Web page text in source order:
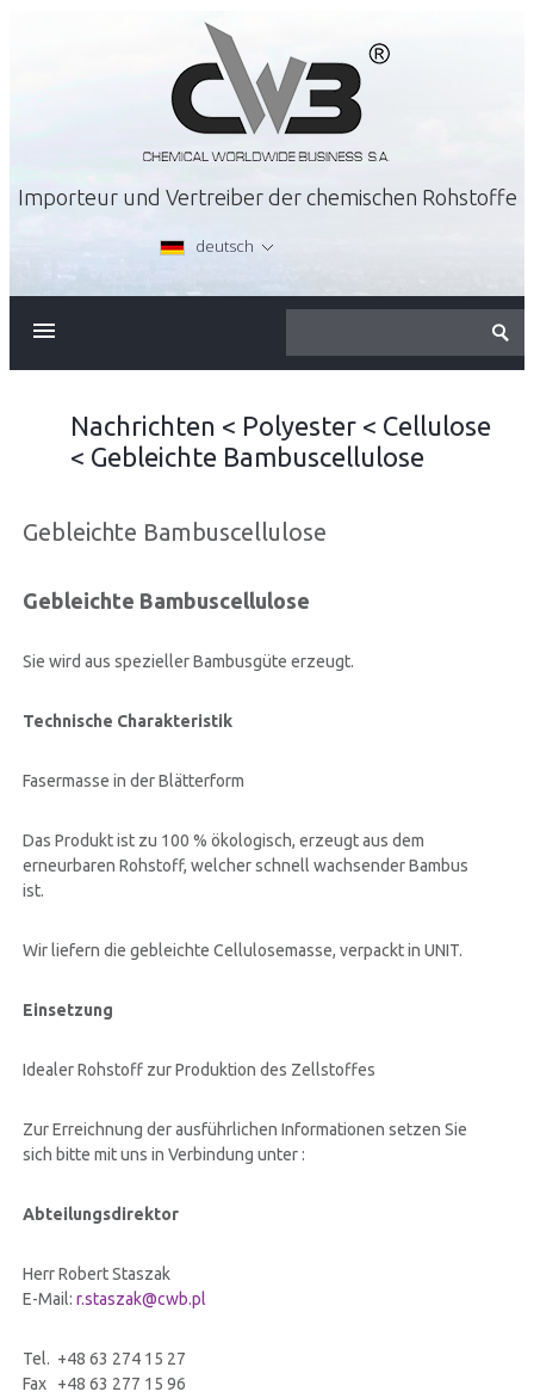
Importeur und Vertreiber der chemischen Rohstoffe
deutsch
KONTAKT
Nachrichten < Polyester< Cellulose
< Gebleichte Bambuscellulose
Gebleichte Bambuscellulose
Gebleichte Bambuscellulose
Sie wird aus spezieller Bambusgüte erzeugt.
Technische Charakteristik
Fasermasse in der Blätterform
Das Produkt ist zu 100 % ökologisch, erzeugt aus dem
erneurbaren Rohstoff, welcher schnell wachsender Bambus
ist.
Wir liefern die gebleichte Cellulosemasse, verpackt in UNIT.
Einsetzung
Idealer Rohstoff zur Produktion des Zellstoffes
Zur Erreichnung der ausführlichen Informationen setzen Sie
sich bitte mit uns in Verbindung unter :
Abteilungsdirektor
Herr Robert Staszak
E-Mail: r.staszak@cwb.pl
Tel. +48 63 274 15 27
Fax +48 63 277 15 96